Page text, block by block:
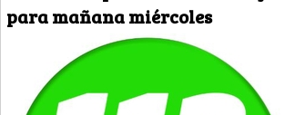
para mañana miércoles